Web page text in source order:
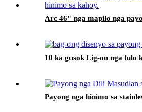
Arc 46" nga mapilo nga
10 ka gusok Lig-on nga tulo
Payong nga hinimo sa